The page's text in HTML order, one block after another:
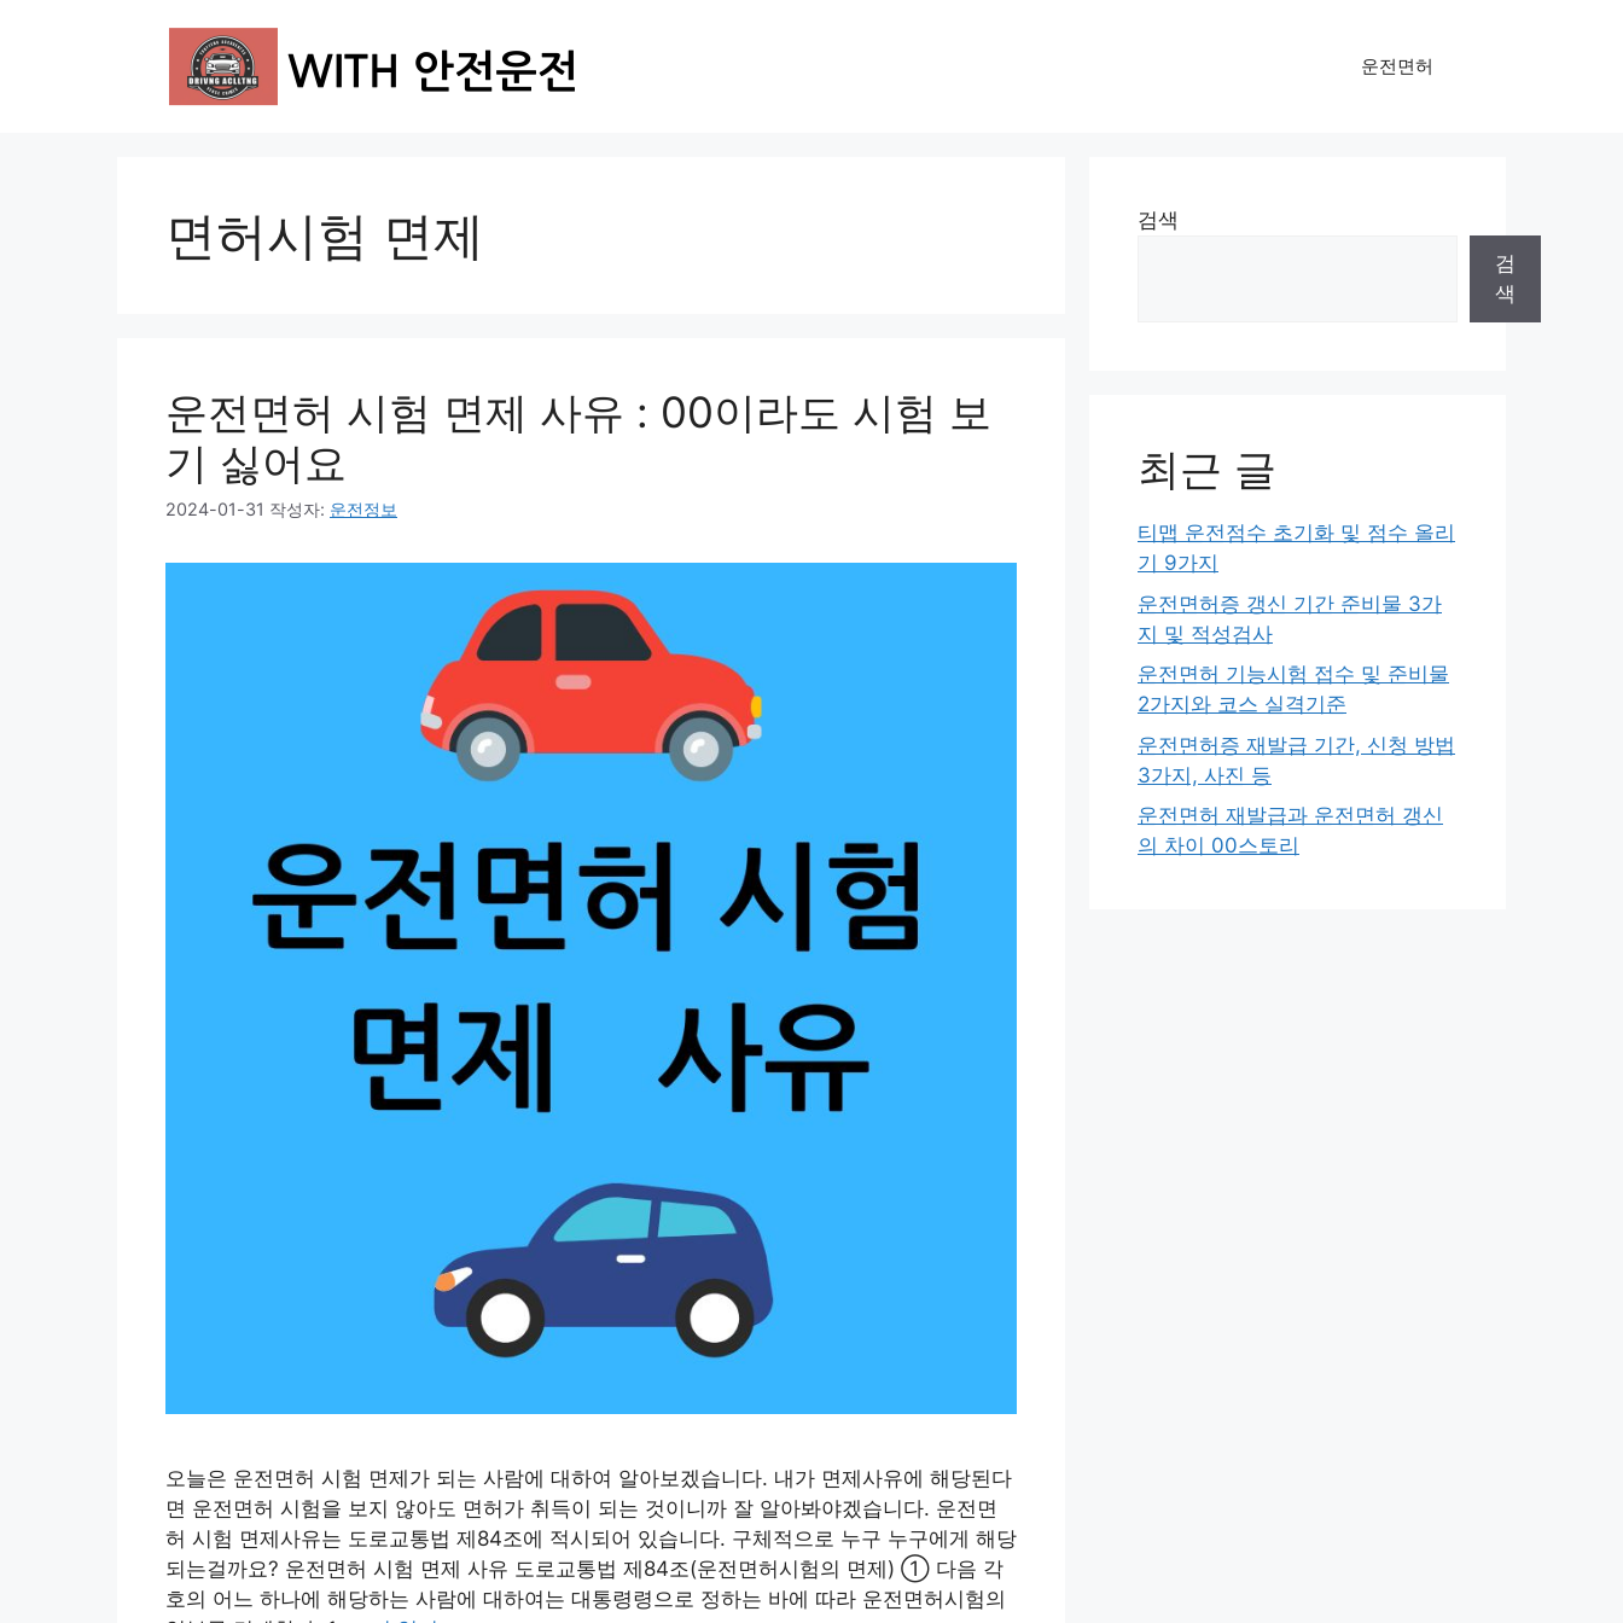
운전면허
면허시험 면제
운전면허 시험 면제 사유 : 00이라도 시험 보
기 싫어요
2024-01-31 작성자: 운전정보
오늘은 운전면허 시험 면제가 되는 사람에 대하여 알아보겠습니다. 내가 면제사유에 해당된다
면 운전면허 시험을 보지 않아도 면허가 취득이 되는 것이니까 잘 알아봐야겠습니다. 운전면
허 시험 면제사유는 도로교통법 제84조에 적시되어 있습니다. 구체적으로 누구 누구에게 해당
되는걸까요? 운전면허 시험 면제 사유 도로교통법 제84조(운전면허시험의 면제) ① 다음 각
호의 어느 하나에 해당하는 사람에 대하여는 대통령령으로 정하는 바에 따라 운전면허시험의
검색
검
색
최근 글
티맵 운전점수 초기화 및 점수 올리
기 9가지
운전면허증 갱신 기간 준비물 3가
지 및 적성검사
운전면허 기능시험 접수 및 준비물
2가지와 코스 실격기준
운전면허증 재발급 기간, 신청 방법
3가지, 사진 등
운전면허 재발급과 운전면허 갱신
의 차이 00스토리